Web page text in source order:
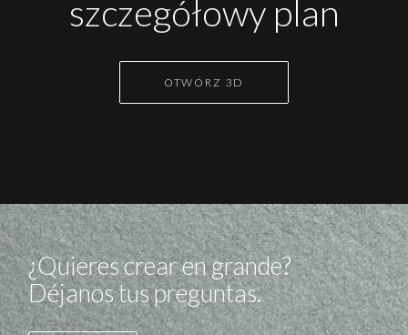
szczegółowy plan
OTWÓRZ 3D
¿Quieres crear en grande?
Déjanos tus preguntas.